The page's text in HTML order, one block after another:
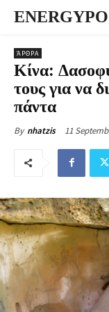
ΆΡΘΡΑ
Κίνα:
τους για να
πάντα
By nhatzis 11